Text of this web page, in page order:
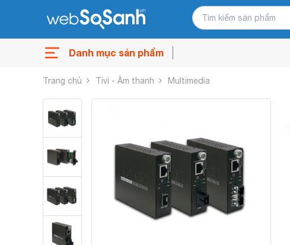
Danh mục sản phẩm
Trang chủ Tivi - Âm thanh Multimedia